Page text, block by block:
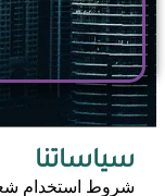
سياساتنا
شروط استخدام